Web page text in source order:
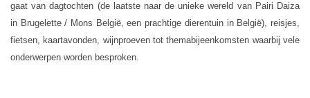
gaat van dagtochten (de laatste naar de unieke wereld van Pairi Daiza
in Brugelette / Mons België, een prachtige dierentuin in België), reisjes,
fietsen, kaartavonden, wijnproeven tot themabijeenkomsten waarbij vele
onderwerpen worden besproken.